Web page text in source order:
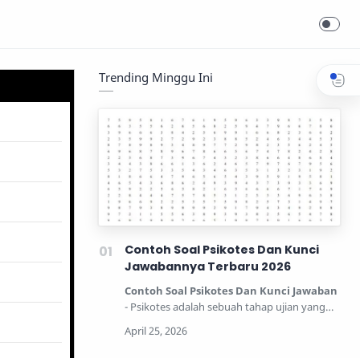
Trending Minggu Ini
Contoh Soal Psikotes Dan Kunci
Jawabannya Terbaru 2026
Contoh Soal Psikotes Dan Kunci Jawaban
- Psikotes adalah sebuah tahap ujian yang